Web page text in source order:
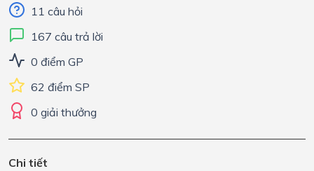
11 câu hỏi
167 câu trả lời
0 điểm GP
62 điểm SP
0 giải thưởng
Chi tiết